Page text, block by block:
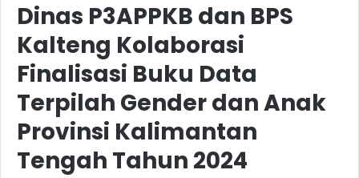
Dinas P3APPKB dan BPS
Kalteng Kolaborasi
Finalisasi Buku Data
Terpilah Gender dan Anak
Provinsi Kalimantan
Tengah Tahun 2024